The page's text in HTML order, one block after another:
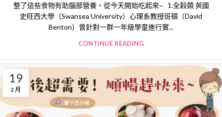
整了這些食物有助腦部營養，從今天開始吃起來~ 1.全榖類 英國
史旺西大學（Swansea University）心理系教授班頓（David
Benton）曾針對一群一年級學童進行實...
CONTINUE READING
19
2 月